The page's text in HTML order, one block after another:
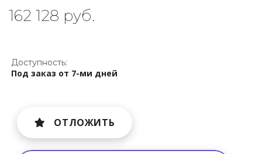
162 128 руб.
Доступность:
Под заказ от 7-ми дней
ОТЛОЖИТЬ